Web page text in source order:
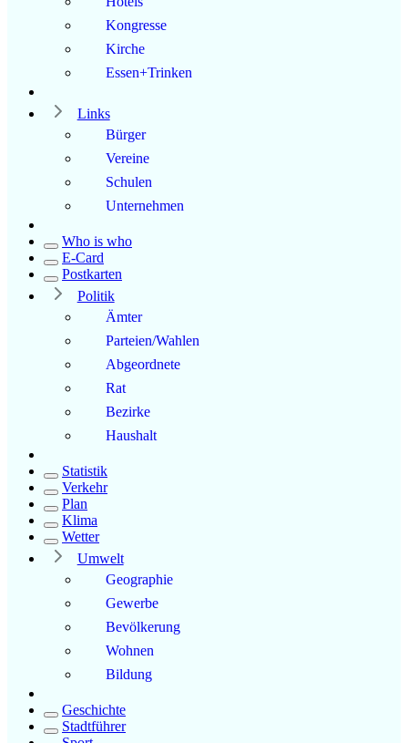
Kongresse
Kirche
Essen+Trinken
Links
Bürger
Vereine
Schulen
Unternehmen
Who is who
E-Card
Postkarten
Politik
Ämter
Parteien/Wahlen
Abgeordnete
Rat
Bezirke
Haushalt
Statistik
Verkehr
Plan
Klima
Wetter
Umwelt
Geographie
Gewerbe
Bevölkerung
Wohnen
Bildung
Geschichte
Stadtführer